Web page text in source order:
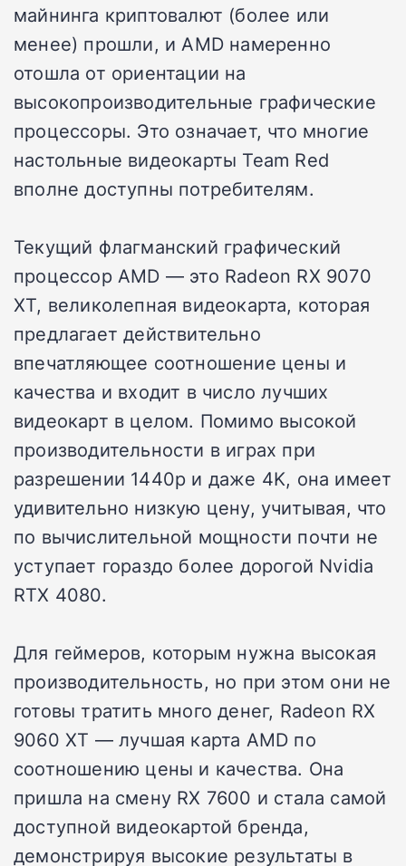
майнинга криптовалют (более или
менее) прошли, и AMD намеренно
отошла от ориентации на
высокопроизводительные графические
процессоры. Это означает, что многие
настольные видеокарты Team Red
вполне доступны потребителям.
Текущий флагманский графический
процессор AMD — это Radeon RX 9070
XT, великолепная видеокарта, которая
предлагает действительно
впечатляющее соотношение цены и
качества и входит в число лучших
видеокарт в целом. Помимо высокой
производительности в играх при
разрешении 1440p и даже 4K, она имеет
удивительно низкую цену, учитывая, что
по вычислительной мощности почти не
уступает гораздо более дорогой Nvidia
RTX 4080.
Для геймеров, которым нужна высокая
производительность, но при этом они не
готовы тратить много денег, Radeon RX
9060 XT — лучшая карта AMD по
соотношению цены и качества. Она
пришла на смену RX 7600 и стала самой
доступной видеокартой бренда,
демонстрируя высокие результаты в